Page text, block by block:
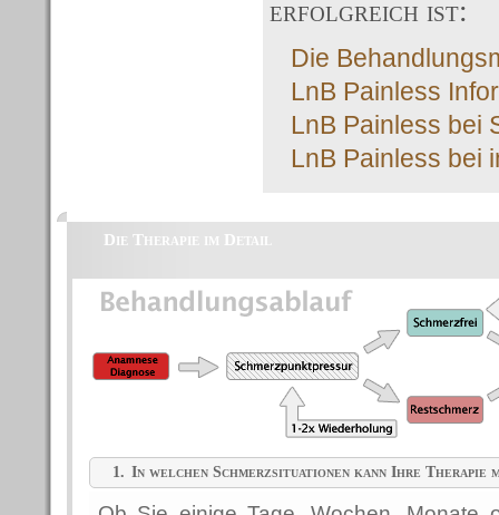
erfolgreich ist:
Die
LnB Painless
LnB Painless bei
LnB Painless bei
Die Therapie im Detail
1. In welchen Schmerzsituationen kann Ihre Therapie